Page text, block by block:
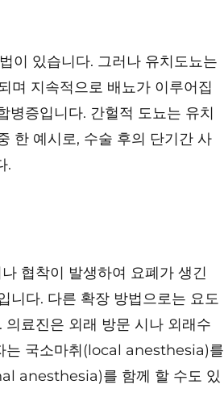
이 있습니다. 그러나 유치도뇨는
며 지속적으로 배뇨가 이루어집
병증입니다. 간헐적 도뇨는 유치
한 예시로, 수술 후의 단기간 사
.
협착이 발생하여 요폐가 생긴
니다. 다른 확장 방법으로는 요도
료진은 외래 방문 시나 외래수
는 국소마취(local anesthesia)를
anesthesia)를 함께 할 수도 있